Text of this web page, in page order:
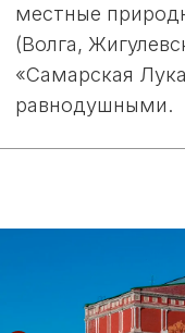
Покупка дома в «Моей
инвестиция не в
качество каждой
приобретаете готовую
становятся друзьями,
комфорт продуманного
премиальных решений.
закрытой территории и